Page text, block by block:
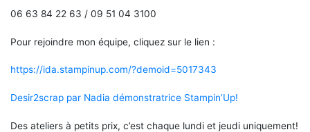
06 63 84 22 63 / 09 51 04 3100
Pour rejoindre mon équipe, cliquez sur le lien :
https://ida.stampinup.com/?demoid=5017343
Desir2scrap par Nadia démonstratrice Stampin’Up!
Des ateliers à petits prix, c’est chaque lundi et jeudi uniquement!